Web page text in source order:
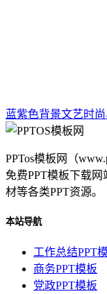
蓝紫色背景文艺时
PPTos模板网（
免费PPT模板下载网
材等各类PPT资源。
本站导航
工作总结PPT
商务PPT模板
党政PPT模板